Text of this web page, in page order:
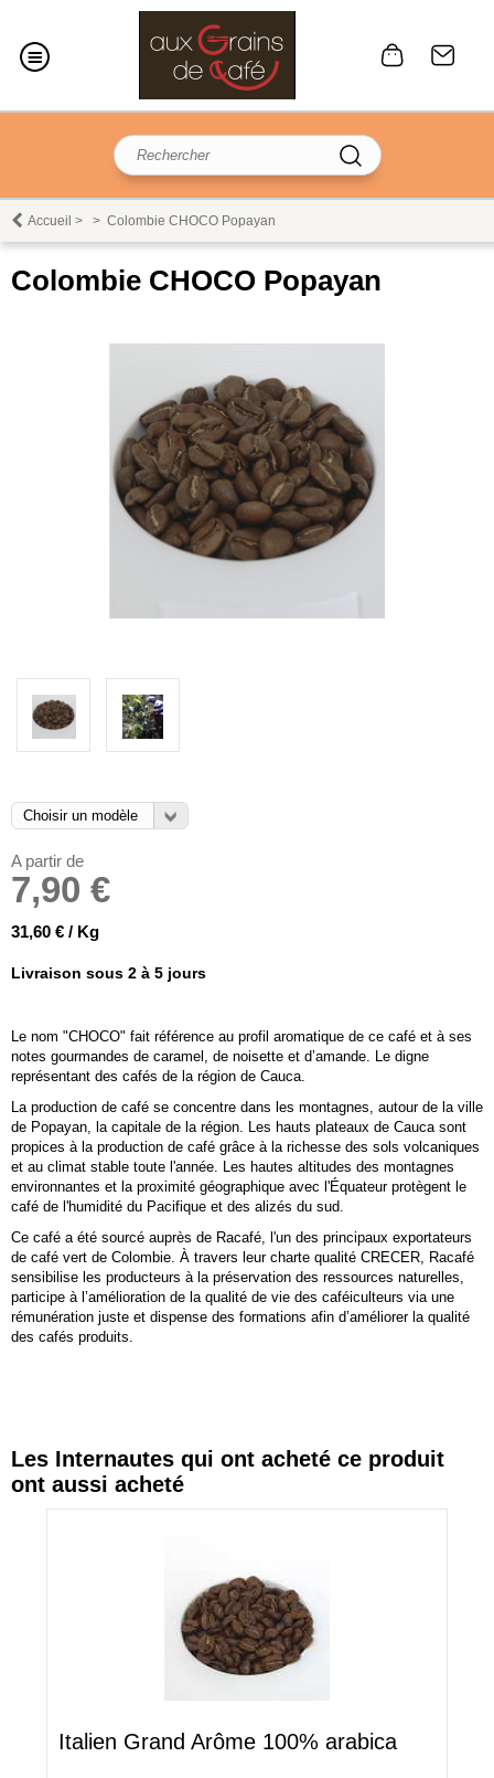
Accueil > > Colombie CHOCO Popayan
Colombie CHOCO Popayan
A partir de
7,90 €
31,60 € / Kg
Livraison sous 2 à 5 jours
Le nom "CHOCO" fait référence au profil aromatique de ce café et à ses
notes gourmandes de caramel, de noisette et d’amande. Le digne
représentant des cafés de la région de Cauca.
La production de café se concentre dans les montagnes, autour de la ville
de Popayan, la capitale de la région. Les hauts plateaux de Cauca sont
propices à la production de café grâce à la richesse des sols volcaniques
et au climat stable toute l'année. Les hautes altitudes des montagnes
environnantes et la proximité géographique avec l'Équateur protègent le
café de l'humidité du Pacifique et des alizés du sud.
Ce café a été sourcé auprès de Racafé, l'un des principaux exportateurs
de café vert de Colombie. À travers leur charte qualité CRECER, Racafé
sensibilise les producteurs à la préservation des ressources naturelles,
participe à l’amélioration de la qualité de vie des caféiculteurs via une
rémunération juste et dispense des formations afin d’améliorer la qualité
des cafés produits.
Les Internautes qui ont acheté ce produit
ont aussi acheté
Italien Grand Arôme 100% arabica